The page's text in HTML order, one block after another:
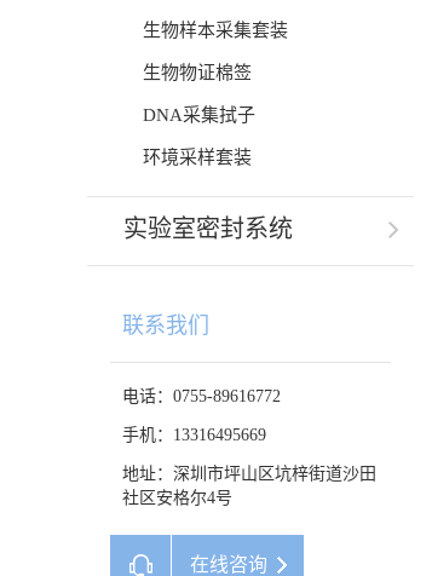
生物样本采集套装
生物物证棉签
DNA采集拭子
环境采样套装
实验室密封系统
联系我们
电话：0755-89616772
手机：13316495669
地址：深圳市坪山区坑梓街道沙田
社区安格尔4号
在线咨询